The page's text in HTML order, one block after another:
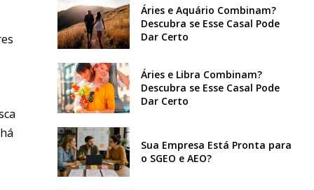
Áries e Aquário Combinam?
Descubra se Esse Casal Pode
Dar Certo
Áries e Libra Combinam?
Descubra se Esse Casal Pode
Dar Certo
Sua Empresa Está Pronta para
o SGEO e AEO?